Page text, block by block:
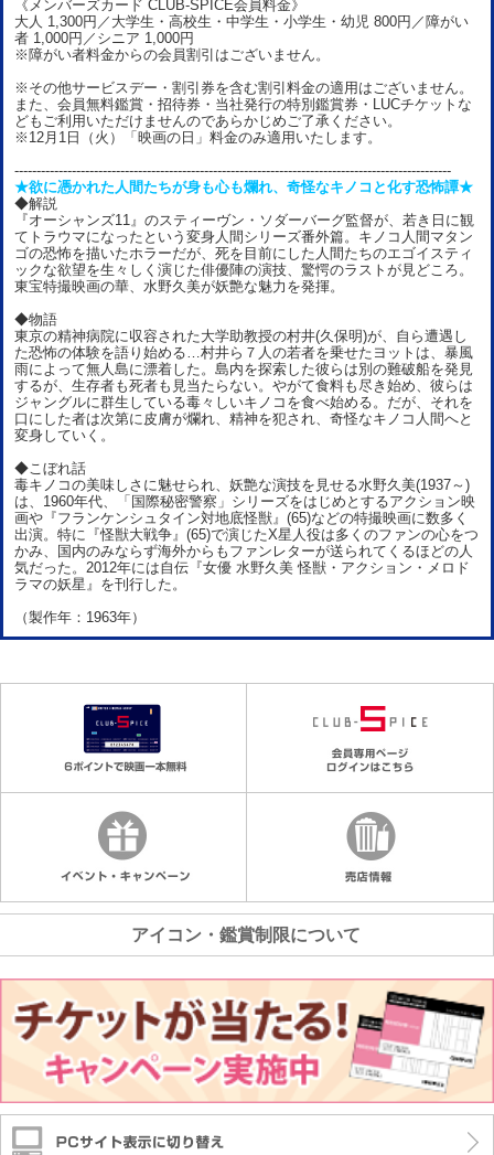
《メンバーズカード CLUB-SPICE会員料金》
大人 1,300円／大学生・高校生・中学生・小学生・幼児 800円／障がい
者 1,000円／シニア 1,000円
※障がい者料金からの会員割引はございません。
※その他サービスデー・割引券を含む割引料金の適用はございません。
また、会員無料鑑賞・招待券・当社発行の特別鑑賞券・LUCチケットな
どもご利用いただけませんのであらかじめご了承ください。
※12月1日（火）「映画の日」料金のみ適用いたします。
---------------------------------------------------------------------------------------------------
★欲に憑かれた人間たちが身も心も爛れ、奇怪なキノコと化す恐怖譚★
◆解説
『オーシャンズ11』のスティーヴン・ソダーバーグ監督が、若き日に観
てトラウマになったという変身人間シリーズ番外篇。キノコ人間マタン
ゴの恐怖を描いたホラーだが、死を目前にした人間たちのエゴイスティ
ックな欲望を生々しく演じた俳優陣の演技、驚愕のラストが見どころ。
東宝特撮映画の華、水野久美が妖艶な魅力を発揮。
◆物語
東京の精神病院に収容された大学助教授の村井(久保明)が、自ら遭遇し
た恐怖の体験を語り始める…村井ら７人の若者を乗せたヨットは、暴風
雨によって無人島に漂着した。島内を探索した彼らは別の難破船を発見
するが、生存者も死者も見当たらない。やがて食料も尽き始め、彼らは
ジャングルに群生している毒々しいキノコを食べ始める。だが、それを
口にした者は次第に皮膚が爛れ、精神を犯され、奇怪なキノコ人間へと
変身していく。
◆こぼれ話
毒キノコの美味しさに魅せられ、妖艶な演技を見せる水野久美(1937～)
は、1960年代、「国際秘密警察」シリーズをはじめとするアクション映
画や『フランケンシュタイン対地底怪獣』(65)などの特撮映画に数多く
出演。特に『怪獣大戦争』(65)で演じたX星人役は多くのファンの心をつ
かみ、国内のみならず海外からもファンレターが送られてくるほどの人
気だった。2012年には自伝『女優 水野久美 怪獣・アクション・メロド
ラマの妖星』を刊行した。
（製作年：1963年）
アイコン・鑑賞制限について